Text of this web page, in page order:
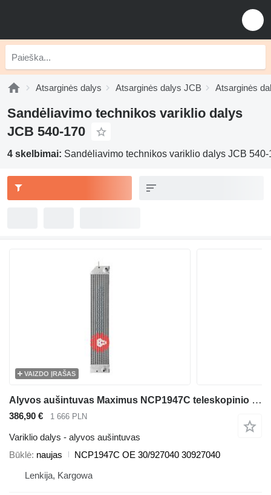
Atsarginės dalys Atsarginės dalys JCB Atsarginės
Sandėliavimo technikos variklio dalys
JCB 540-170
4 skelbimai: Sandėliavimo technikos variklio dalys JCB 540-
VAIZDO ĮRAŠAS
Alyvos aušintuvas Maximus NCP1947C teleskopinio krautuvo JCB 536-70 540-140 531-70 533-105 535-95 536-60 536-70 540-170 541-70 550-140
386,90 € 1 666 PLN
Variklio dalys - alyvos aušintuvas
Būklė naujas
NCP1947C OE 30/927040 30927040
Lenkija, Kargowa